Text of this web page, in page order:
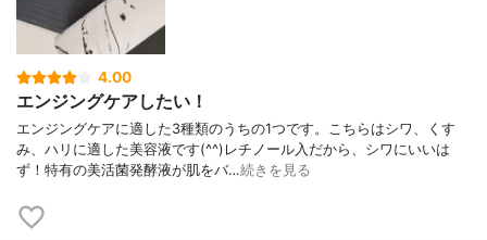
4.00
エンジングケアしたい！
エンジングケアに適した3種類のうちの1つです。こちらはシワ、くす
み、ハリに適した美容液です(^^)レチノール入だから、シワにいいは
ず！特有の美活菌発酵液が肌をバ…続きを見る